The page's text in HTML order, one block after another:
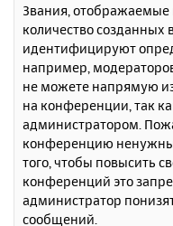
Звания,
количество
идентифицируют
например,
не можете напрямую
на конференции, так
администратором.
конференцию
того, чтобы повысить
конференций это
администратор
сообщений.